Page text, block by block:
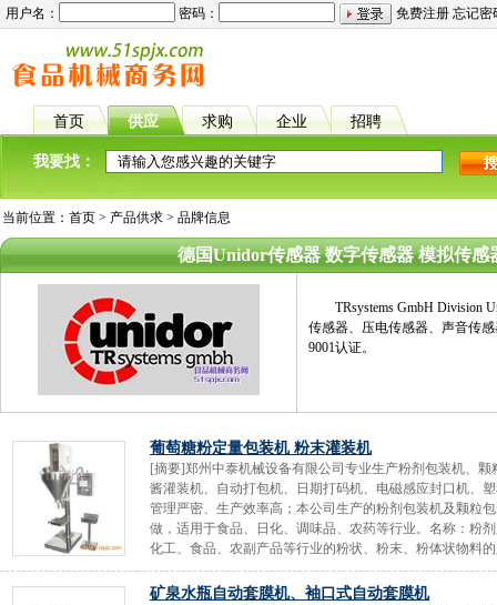
用户名： 密码： 免费注册 忘记密
首页 供应 求购 企业 招聘
我要找：
当前位置： 首页 > 产品供求 > 品牌信息
德国Unidor传感器 数字传感器 模拟传感
TRsystems GmbH Division
传感器、压电传感器、声音传
9001认证。
葡萄糖粉定量包装机 粉末灌装机
[摘要]郑州中泰机械设备有限公司专业生产粉剂包装机、
酱灌装机、自动打包机、日期打码机、电磁感应封口机、
管理严密、生产效率高；本公司生产的粉剂包装机及颗粒
做，适用于食品、日化、调味品、农药等行业。名称：粉
化工、食品、农副产品等行业的粉状、粉末、粉体状物料
矿泉水瓶自动套膜机、袖口式自动套膜机